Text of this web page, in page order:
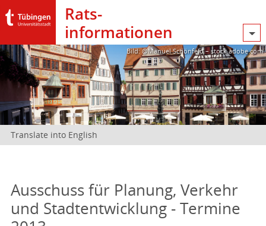
Rats­
informationen
Bild: @Manuel Schönfeld – stock.adobe.com
Translate into English
Ausschuss für Planung, Verkehr
und Stadtentwicklung - Termine